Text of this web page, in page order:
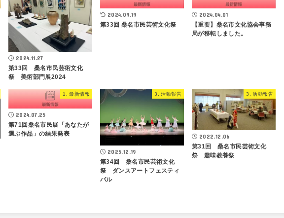
2024.11.27
第33回 桑名市民芸術文化
祭 美術部門展2024
2024.09.19
第33回 桑名市民芸術文化祭
2024.04.01
【重要】桑名市文化協会事務
局が移転しました。
1. 最新情報
2024.07.25
第71回桑名市民展「あなたが
選ぶ作品」の結果発表
3. 活動報告
2025.12.19
第34回 桑名市民芸術文化
祭 ダンスアートフェスティ
バル
3. 活動報告
2022.12.06
第31回 桑名市民芸術文化
祭 趣味教養祭